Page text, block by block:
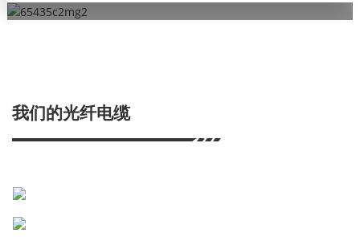
我们的光纤电缆